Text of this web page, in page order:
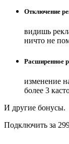
Отключение
видишь
ничто не
Расширенное
изменение
более 3
И другие бонусы.
Подключить за